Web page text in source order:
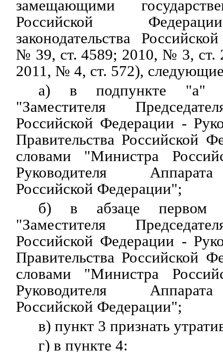
замещающими
Российской
законодательства
№ 39, ст. 4589; 2010, № 3, ст.
2011, № 4, ст. 572),
а) в подпункте "а"
"Заместителя
Российской Федерации -
Правительства Российской
словами "Министра
Руководителя
Российской Федерации";
б) в абзаце первом
"Заместителя
Российской Федерации -
Правительства Российской
словами "Министра
Руководителя
Российской Федерации";
в) пункт 3 признать
г) в пункте 4: